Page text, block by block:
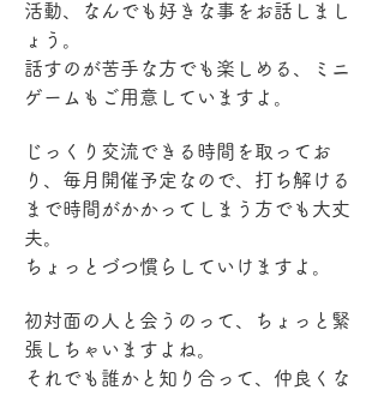
活動、なんでも好きな事をお話しまし
ょう。
話すのが苦手な方でも楽しめる、ミニ
ゲームもご用意していますよ。
じっくり交流できる時間を取ってお
り、毎月開催予定なので、打ち解ける
まで時間がかかってしまう方でも大丈
夫。
ちょっとづつ慣らしていけますよ。
初対面の人と会うのって、ちょっと緊
張しちゃいますよね。
それでも誰かと知り合って、仲良くな